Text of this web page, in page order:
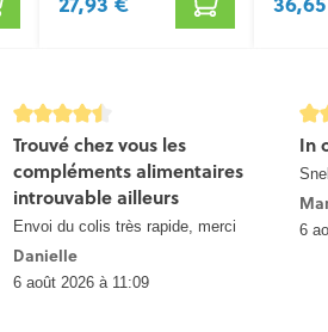
étoiles
Évaluation avec une note de 4.5 sur 5
Trouvé chez vous les
compléments alimentaires
introuvable ailleurs
Envoi du colis très rapide, merci
Danielle
6 août 2026 à 11:09
In
6